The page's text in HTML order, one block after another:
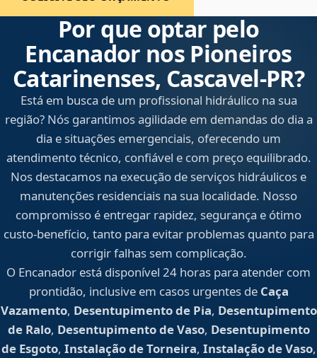
Por que optar pelo
Encanador nos Pioneiros
Catarinenses, Cascavel‑PR?
Está em busca de um profissional hidráulico na sua
região? Nós garantimos agilidade em demandas do dia a
dia e situações emergenciais, oferecendo um
atendimento técnico, confiável e com preço equilibrado.
Nos destacamos na execução de serviços hidráulicos e
manutenções residenciais na sua localidade. Nosso
compromisso é entregar rapidez, segurança e ótimo
custo-benefício, tanto para evitar problemas quanto para
corrigir falhas sem complicação.
O Encanador está disponível 24 horas para atender com
prontidão, inclusive em casos urgentes de Caça
Vazamento, Desentupimento de Pia, Desentupimento
de Ralo, Desentupimento de Vaso, Desentupimento
de Esgoto, Instalação de Torneira, Instalação de Vaso,